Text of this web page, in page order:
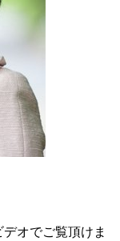
オでご覧頂けま